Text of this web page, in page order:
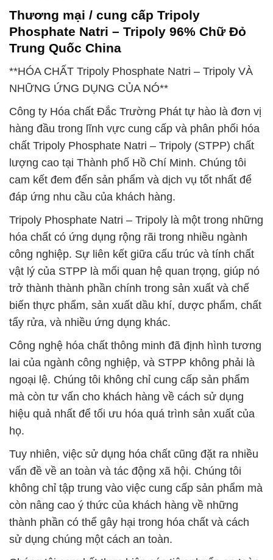
Thương mại / cung cấp Tripoly
Phosphate Natri – Tripoly 96% Chữ Đỏ
Trung Quốc China
**HÓA CHẤT Tripoly Phosphate Natri – Tripoly VÀ
NHỮNG ỨNG DỤNG CỦA NÓ**
Công ty Hóa chất Đắc Trường Phát tự hào là đơn vị
hàng đầu trong lĩnh vực cung cấp và phân phối hóa
chất Tripoly Phosphate Natri – Tripoly (STPP) chất
lượng cao tại Thành phố Hồ Chí Minh. Chúng tôi
cam kết đem đến sản phẩm và dịch vụ tốt nhất để
đáp ứng nhu cầu của khách hàng.
Tripoly Phosphate Natri – Tripoly là một trong những
hóa chất có ứng dụng rộng rãi trong nhiều ngành
công nghiệp. Sự liên kết giữa cấu trúc và tính chất
vật lý của STPP là mối quan hệ quan trọng, giúp nó
trở thành thành phần chính trong sản xuất và chế
biến thực phẩm, sản xuất dầu khí, dược phẩm, chất
tẩy rửa, và nhiều ứng dụng khác.
Công nghệ hóa chất thông minh đã định hình tương
lai của ngành công nghiệp, và STPP không phải là
ngoại lệ. Chúng tôi không chỉ cung cấp sản phẩm
mà còn tư vấn cho khách hàng về cách sử dụng
hiệu quả nhất để tối ưu hóa quá trình sản xuất của
họ.
Tuy nhiên, việc sử dụng hóa chất cũng đặt ra nhiều
vấn đề về an toàn và tác động xã hội. Chúng tôi
không chỉ tập trung vào việc cung cấp sản phẩm mà
còn nâng cao ý thức của khách hàng về những
thành phần có thể gây hại trong hóa chất và cách
sử dụng chúng một cách an toàn.